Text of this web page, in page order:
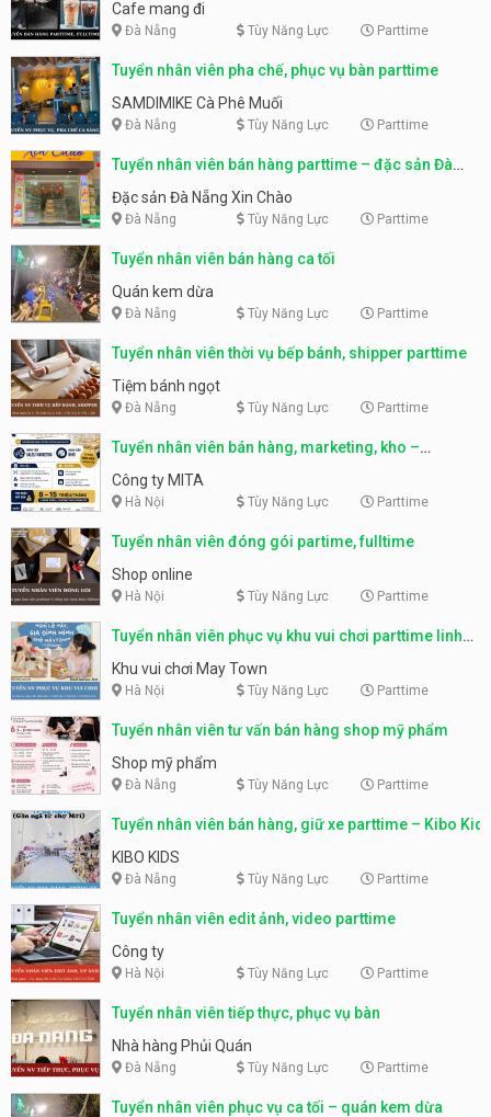
Cafe mang đi
Đà Nẵng Tùy Năng Lực Parttime
Tuyển nhân viên pha chế, phục vụ bàn parttime
SAMDIMIKE Cà Phê Muối
Đà Nẵng Tùy Năng Lực Parttime
Tuyển nhân viên bán hàng parttime – đặc sản Đà
Nẵng
Đặc sản Đà Nẵng Xin Chào
Đà Nẵng Tùy Năng Lực Parttime
Tuyển nhân viên bán hàng ca tối
Quán kem dừa
Đà Nẵng Tùy Năng Lực Parttime
Tuyển nhân viên thời vụ bếp bánh, shipper parttime
Tiệm bánh ngọt
Đà Nẵng Tùy Năng Lực Parttime
Tuyển nhân viên bán hàng, marketing, kho –
parttime, fulltime
Công ty MITA
Hà Nội Tùy Năng Lực Parttime
Tuyển nhân viên đóng gói partime, fulltime
Shop online
Hà Nội Tùy Năng Lực Parttime
Tuyển nhân viên phục vụ khu vui chơi parttime linh
động
Khu vui chơi May Town
Hà Nội Tùy Năng Lực Parttime
Tuyển nhân viên tư vấn bán hàng shop mỹ phẩm
Shop mỹ phẩm
Đà Nẵng Tùy Năng Lực Parttime
Tuyển nhân viên bán hàng, giữ xe parttime – Kibo Kid
KIBO KIDS
Đà Nẵng Tùy Năng Lực Parttime
Tuyển nhân viên edit ảnh, video parttime
Công ty
Hà Nội Tùy Năng Lực Parttime
Tuyển nhân viên tiếp thực, phục vụ bàn
Nhà hàng Phủi Quán
Đà Nẵng Tùy Năng Lực Parttime
Tuyển nhân viên phục vụ ca tối – quán kem dừa